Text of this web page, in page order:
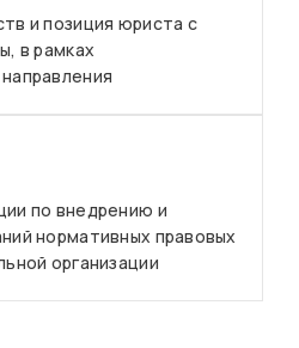
и позиция юриста с
в рамках
по внедрению и
нормативных правовых
организации